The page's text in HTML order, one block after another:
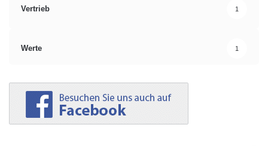
Vertrieb 1
Werte 1